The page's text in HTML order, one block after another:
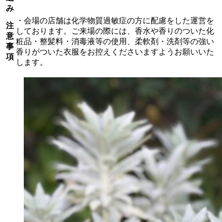
み
注
意
事
項
・会場の店舗は化学物質過敏症の方に配慮をした運営を
しております。ご来場の際には、香水や香りのついた化
粧品・整髪料・消毒液等の使用、柔軟剤・洗剤等の強い
香りがついた衣服をお控えくださいますようお願いいた
します。